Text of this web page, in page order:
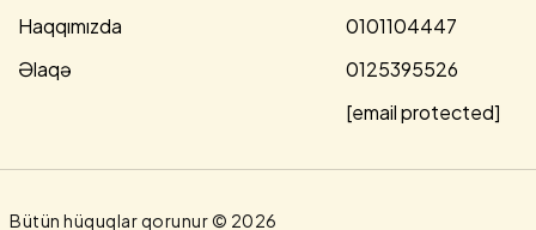
Haqqımızda
Əlaqə
0101104447
0125395526
[email protected]
Bütün hüquqlar qorunur © 2026